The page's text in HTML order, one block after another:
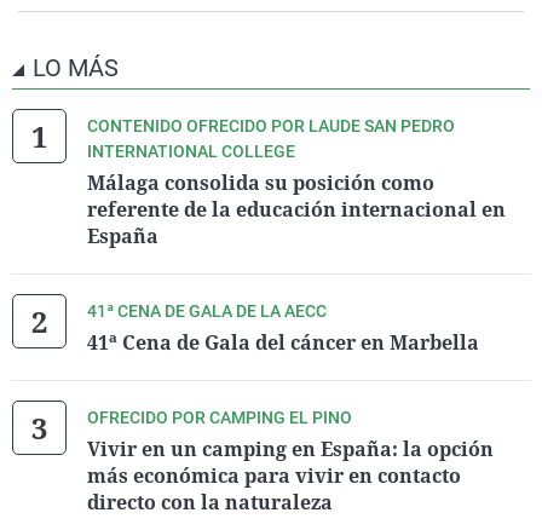
LO MÁS
CONTENIDO OFRECIDO POR LAUDE SAN PEDRO
INTERNATIONAL COLLEGE
Málaga consolida su posición como
referente de la educación internacional en
España
41ª CENA DE GALA DE LA AECC
41ª Cena de Gala del cáncer en Marbella
OFRECIDO POR CAMPING EL PINO
Vivir en un camping en España: la opción
más económica para vivir en contacto
directo con la naturaleza